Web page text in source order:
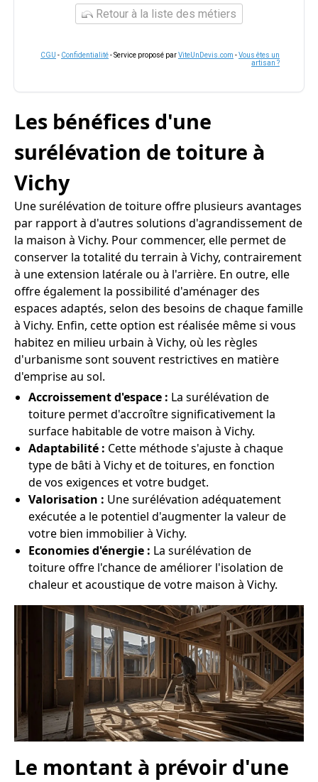
Retour à la liste des métiers
CGU - Confidentialité- Service proposé parViteUnDevis.com -Vous êtes un
artisan ?
Les bénéfices d'une
surélévation de toiture à
Vichy
Une surélévation de toiture offre plusieurs avantages
par rapport à d'autres solutions d'agrandissement de
la maison à Vichy. Pour commencer, elle permet de
conserver la totalité du terrain à Vichy, contrairement
à une extension latérale ou à l'arrière. En outre, elle
offre également la possibilité d'aménager des
espaces adaptés, selon des besoins de chaque famille
à Vichy. Enfin, cette option est réalisée même si vous
habitez en milieu urbain à Vichy, où les règles
d'urbanisme sont souvent restrictives en matière
d'emprise au sol.
Accroissement d'espace : La surélévation de
toiture permet d'accroître significativement la
surface habitable de votre maison à Vichy.
Adaptabilité : Cette méthode s'ajuste à chaque
type de bâti à Vichy et de toitures, en fonction
de vos exigences et votre budget.
Valorisation : Une surélévation adéquatement
exécutée a le potentiel d'augmenter la valeur de
votre bien immobilier à Vichy.
Economies d'énergie : La surélévation de
toiture offre l'chance de améliorer l'isolation de
chaleur et acoustique de votre maison à Vichy.
Le montant à prévoir d'une